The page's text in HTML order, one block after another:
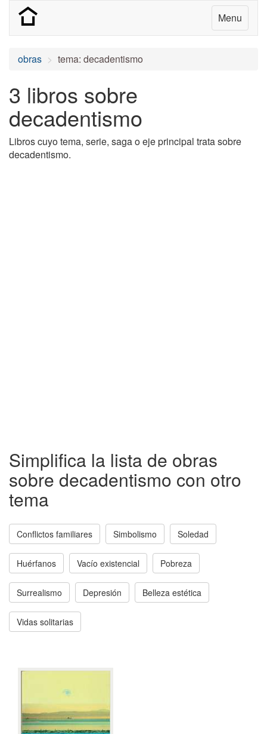
Menu
obras tema: decadentismo
3 libros sobre
decadentismo
Libros cuyo tema, serie, saga o eje principal trata sobre
decadentismo.
Simplifica la lista de obras
sobre decadentismo con otro
tema
Conflictos familiares Simbolismo Soledad
Huérfanos Vacío existencial Pobreza
Surrealismo Depresión Belleza estética
Vidas solitarias